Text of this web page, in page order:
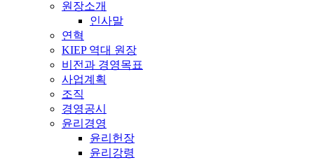
원장소개
인사말
연혁
KIEP 역대 원장
비전과 경영목표
사업계획
조직
경영공시
윤리경영
윤리헌장
윤리강령